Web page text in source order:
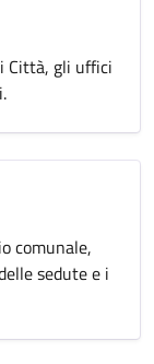
Città, gli uffici
comunale,
sedute e i